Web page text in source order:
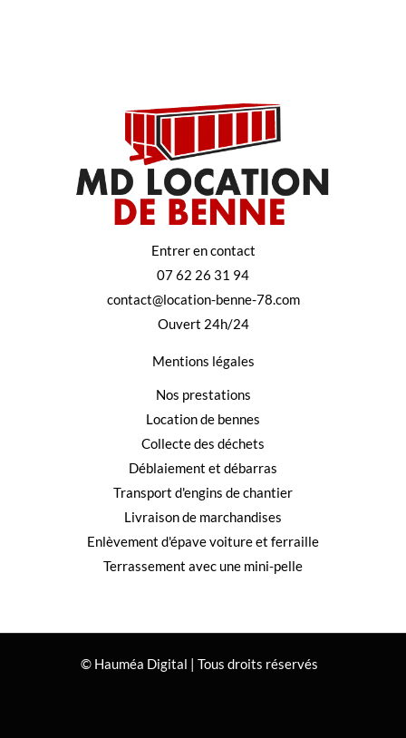
Entrer en contact
07 62 26 31 94
contact@location-benne-78.com
Ouvert 24h/24
Mentions légales
Nos prestations
Location de bennes
Collecte des déchets
Déblaiement et débarras
Transport d'engins de chantier
Livraison de marchandises
Enlèvement d'épave voiture et ferraille
Terrassement avec une mini-pelle
© Hauméa Digital | Tous droits réservés